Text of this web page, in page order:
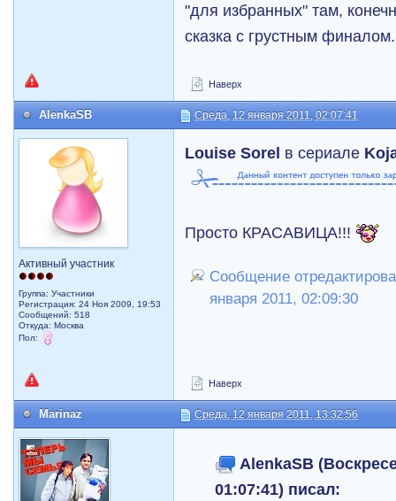
"для избранных" там,
сказка с грустным финалом.
Наверх
AlenkaSB Среда, 12 января 2011, 02:07:41
Активный участник
Группа: Участники
Регистрация: 24 Ноя 2009, 19:53
Сообщений: 518
Откуда: Москва
Пол:
Louise Sorel в сериале
Просто КРАСАВИЦА!!!
Сообщение
января 2011, 02:09:30
Наверх
Marinaz Среда, 12 января 2011, 13:32:56
AlenkaSB
01:07:41) писал: